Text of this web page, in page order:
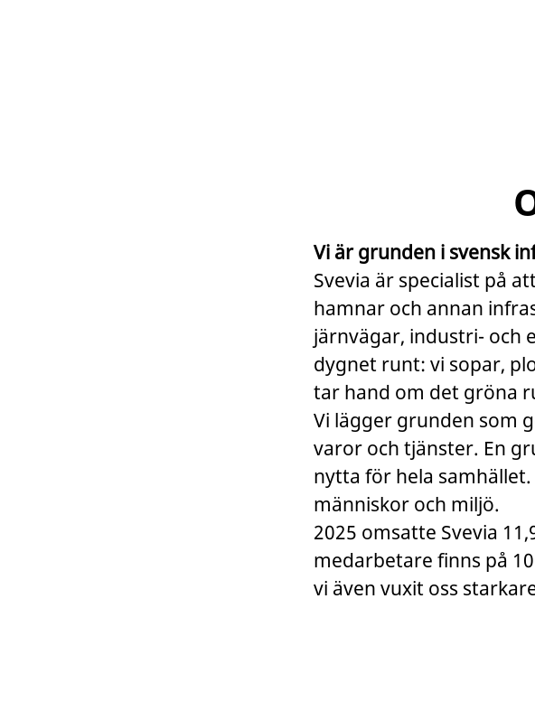
Vi är grunden i svensk
Svevia är specialist på
hamnar och annan
järnvägar, industri- och
dygnet runt: vi sopar,
tar hand om det gröna
Vi lägger grunden som
varor och tjänster. En
nytta för hela
människor och miljö.
2025 omsatte Svevia
medarbetare finns på
vi även vuxit oss